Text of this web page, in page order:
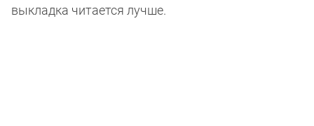
выкладка читается лучше.